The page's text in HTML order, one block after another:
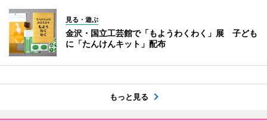
見る・遊ぶ
金沢・国立工芸館で「もようわくわく」展 子ども
に「たんけんキット」配布
もっと見る